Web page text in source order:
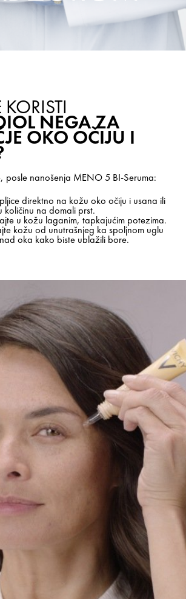
NEGA ZA
OKO OČIJU I
posle nanošenja MENO 5 BI-Seruma:
direktno na kožu oko očiju i usana ili
količinu na domali prst.
u kožu laganim, tapkajućim potezima.
kožu od unutrašnjeg ka spoljnom uglu
oka kako biste ublažili bore.